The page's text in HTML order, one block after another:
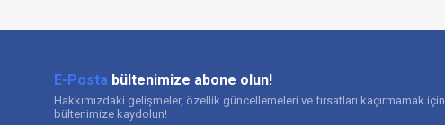
E-Posta bültenimize abone olun!
Hakkımızdaki gelişmeler, özellik güncellemeleri ve fırsatları kaçırmamak için
bültenimize kaydolun!